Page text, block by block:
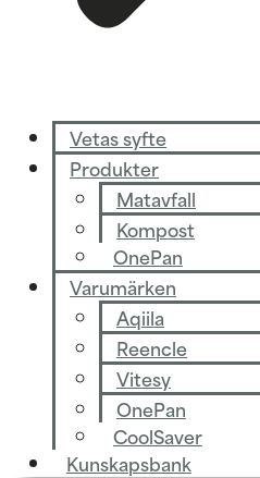
Vetas syfte
Produkter
Matavfall
Kompost
OnePan
Varumärken
Aqiila
Reencle
Vitesy
OnePan
CoolSaver
Kunskapsbank